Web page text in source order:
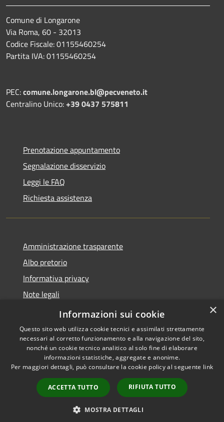
Comune di Longarone
Via Roma, 60 - 32013
Codice Fiscale: 01155460254
Partita IVA: 01155460254
PEC:comune.longarone.bl@pecveneto.it
Centralino Unico:+39 0437 575811
Prenotazione appuntamento
Segnalazione disservizio
Leggi le FAQ
Richiesta assistenza
Amministrazione trasparente
Albo pretorio
Informativa privacy
Note legali
Dichiarazione di accessibilità
Accessibilità
Copyright © 2026 • Comune di
Longarone • Powered by
Municipium•
Accesso
redazione
×
Informazioni sui cookie
Questo sito web utilizza cookie tecnici e assimilati strettamente
necessari al corretto funzionamento e alla navigazione del sito,
nonché un cookie tecnico analitico al solo fine di elaborare
informazioni statistiche, aggregate e anonime.
Per maggiori dettagli, può consultare la cookie policy al seguente link
ACCETTA TUTTO RIFIUTA TUTTO
MOSTRA DETTAGLI